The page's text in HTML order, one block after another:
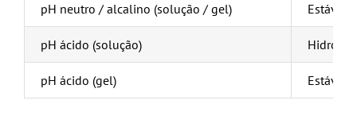
pH neutro / alcalino (solução / gel) Estável
pH ácido (solução)
pH ácido (gel) Estável